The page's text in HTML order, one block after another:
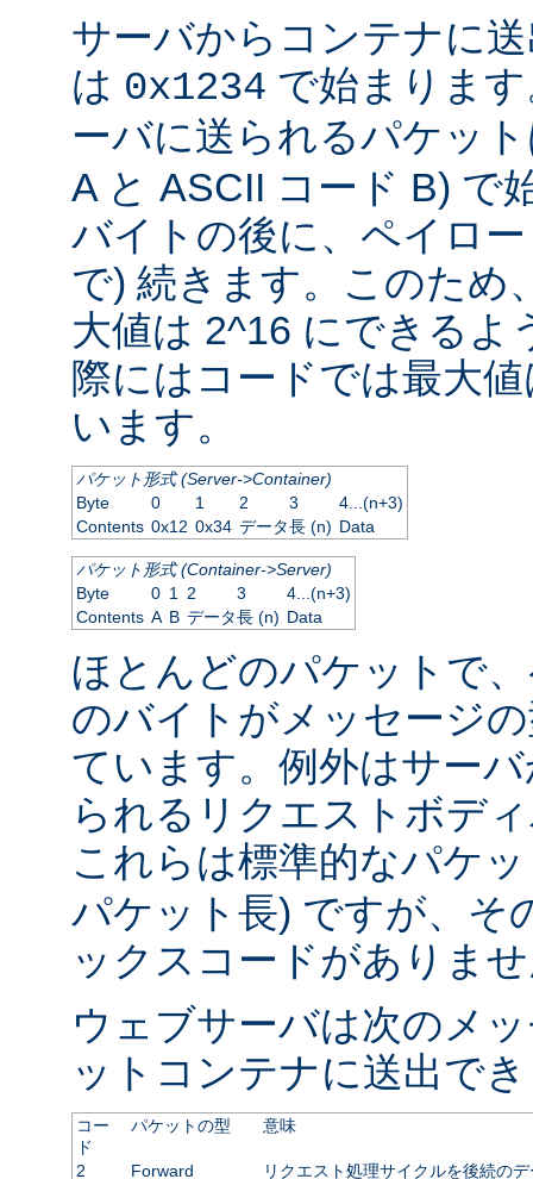
サーバからコンテナに
は 0x1234 で始まりま
ーバに送られるパケッ
A と ASCII コード B) で
バイトの後に、ペイロ
で) 続きます。このため
大値は 2^16 にできるよ
際にはコードでは最大
います。
パケット形式 (Server->Container)
Byte
0 1 2 3
4...(n+3)
Contents 0x12 0x34 データ長 (n) Data
パケット形式 (Container->Server)
Byte
0 1 2 3
4...(n+3)
Contents A B データ長 (n) Data
ほとんどのパケットで
のバイトがメッセージ
ています。例外はサー
られるリクエストボデ
これらは標準的なパケ
パケット長) ですが、そ
ックスコードがありま
ウェブサーバは次のメ
ットコンテナに送出で
コー
ド
パケットの型 意味
2 Forward リクエスト処理サイクルを後続の